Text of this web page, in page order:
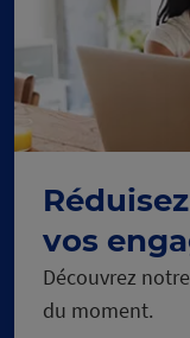
vos
Découvrez
du moment.